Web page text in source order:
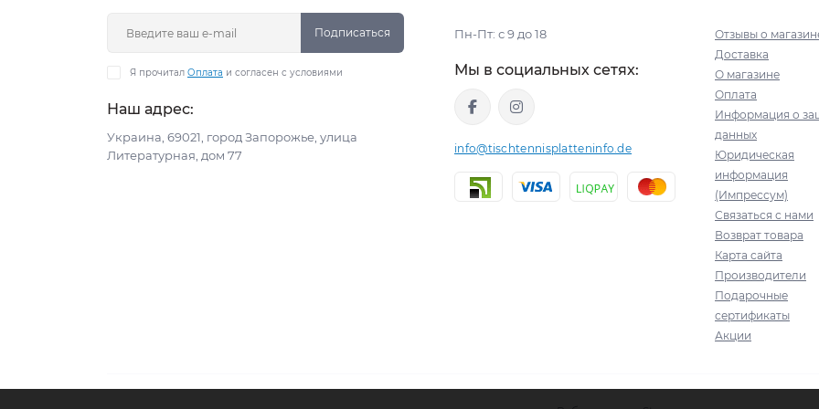
Подписаться
Я прочитал Оплата и согласен с условиями
Наш адрес:
Украина, 69021, город Запорожье, улица
Литературная, дом 77
Пн-Пт: с 9 до 18
Мы в социальных сетях:
info@tischtennisplatteninfo.de
Отзывы о
Доставка
О магазине
Оплата
Информация о
данных
Юридическая
информация
(Импрессум)
Связаться с нами
Возврат товара
Карта сайта
Производители
Подарочные
сертификаты
Акции